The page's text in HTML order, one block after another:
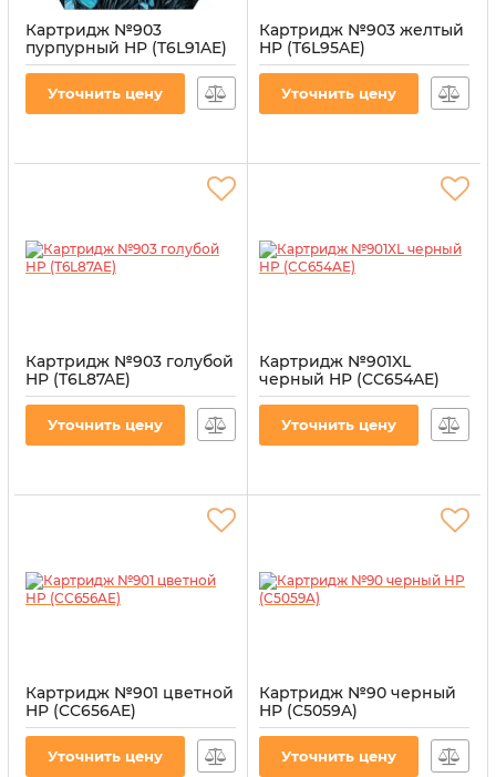
Картридж №903
пурпурный HP (T6L91AE)
Артикул:CI-HP-T6L91AE-M
Уточнить цену
Картридж №903 желтый
HP (T6L95AE)
Артикул:CI-HP-T6L95AE-Y
Уточнить цену
Картридж №903 голубой
HP (T6L87AE)
Артикул:CI-HP-T6L87AE-C
Уточнить цену
Картридж №901XL
черный HP (CC654AE)
Артикул:CI-HP-CC654AE-B
Уточнить цену
Картридж №901 цветной
HP (CC656AE)
Артикул:CI-HP-CC656AE-C
Уточнить цену
Картридж №90 черный
HP (C5059A)
Артикул:CI-HP-C5059A-B
Уточнить цену